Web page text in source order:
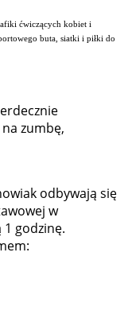
ćwiczących kobiet i
buta, siatki i piłki do
zumbę,
odbywają się
w
1 godzinę.